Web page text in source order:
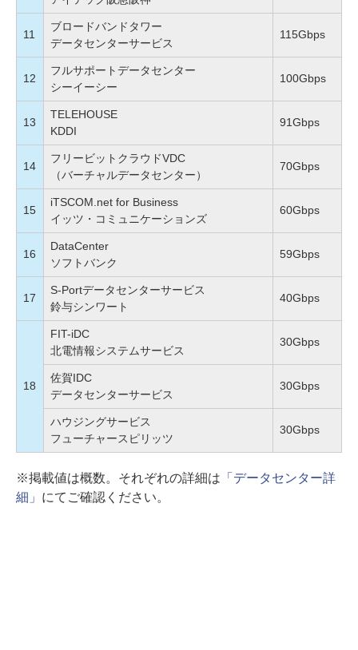
11
ブロードバンドタワー
データセンターサービス
115Gbps
12
フルサポートデータセンター
シーイーシー
100Gbps
13
TELEHOUSE
KDDI
91Gbps
14
フリービットクラウドVDC
（バーチャルデータセンター）
70Gbps
15
iTSCOM.net for Business
イッツ・コミュニケーションズ
60Gbps
16
DataCenter
ソフトバンク
59Gbps
17
S-Portデータセンターサービス
鈴与シンワート
40Gbps
18
FIT-iDC
北電情報システムサービス
30Gbps
佐賀IDC
データセンターサービス
30Gbps
ハウジングサービス
フューチャースピリッツ
30Gbps
※掲載値は概数。それぞれの詳細は 「データセンター詳
細」 にてご確認ください。